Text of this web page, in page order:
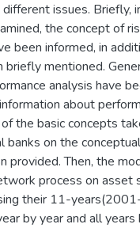
issues. Briefly,
the concept of
been informed, in
briefly mentioned.
analysis have
about
the basic concepts
banks on the
provided. Then, the
process on asset
their 11-
by year and all